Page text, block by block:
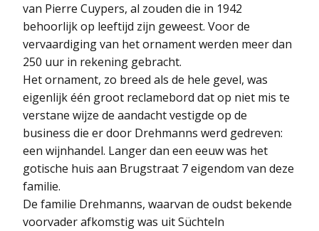
van Pierre Cuypers, al zouden die in 1942
behoorlijk op leeftijd zijn geweest. Voor de
vervaardiging van het ornament werden meer dan
250 uur in rekening gebracht.
Het ornament, zo breed als de hele gevel, was
eigenlijk één groot reclamebord dat op niet mis te
verstane wijze de aandacht vestigde op de
business die er door Drehmanns werd gedreven:
een wijnhandel. Langer dan een eeuw was het
gotische huis aan Brugstraat 7 eigendom van deze
familie.
De familie Drehmanns, waarvan de oudst bekende
voorvader afkomstig was uit Süchteln